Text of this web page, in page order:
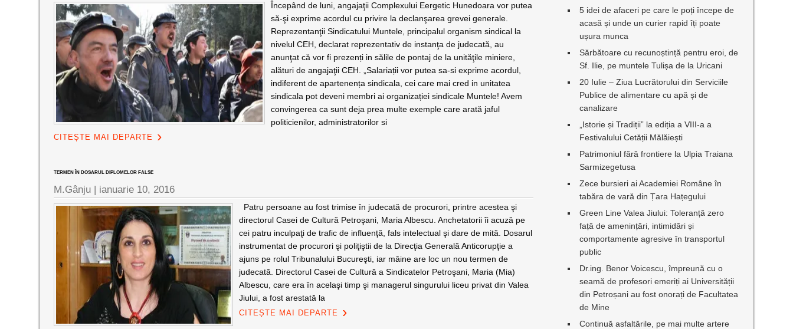
Începând de luni, angajaţii Complexului Eergetic Hunedoara vor putea
să-şi exprime acordul cu privire la declanşarea grevei generale.
Reprezentanţii Sindicatului Muntele, principalul organism sindical la
nivelul CEH, declarat reprezentativ de instanţa de judecată, au
anunţat că vor fi prezenți in sălile de pontaj de la unităţile miniere,
alături de angajaţii CEH. „Salariații vor putea sa-si exprime acordul,
indiferent de apartenența sindicala, cei care mai cred in unitatea
sindicala pot deveni membri ai organizației sindicale Muntele! Avem
convingerea ca sunt deja prea multe exemple care arată jaful
politicienilor, administratorilor si
CITEȘTE MAI DEPARTE
TERMEN ÎN DOSARUL DIPLOMELOR FALSE
M.Gânju | ianuarie 10, 2016
Patru persoane au fost trimise în judecată de procurori, printre acestea şi
directorul Casei de Cultură Petroşani, Maria Albescu. Anchetatorii îi acuză pe
cei patru inculpaţi de trafic de influenţă, fals intelectual şi dare de mită. Dosarul
instrumentat de procurori şi poliţiştii de la Direcţia Generală Anticorupţie a
ajuns pe rolul Tribunalului Bucureşti, iar mâine are loc un nou termen de
judecată. Directorul Casei de Cultură a Sindicatelor Petroşani, Maria (Mia)
Albescu, care era în acelaşi timp şi managerul singurului liceu privat din Valea
Jiului, a fost arestată la
CITEȘTE MAI DEPARTE
5 idei de afaceri pe care le poți începe de
acasă și unde un curier rapid îți poate
ușura munca
Sărbătoare cu recunoștință pentru eroi, de
Sf. Ilie, pe muntele Tulișa de la Uricani
20 Iulie – Ziua Lucrătorului din Serviciile
Publice de alimentare cu apă și de
canalizare
„Istorie și Tradiții” la ediția a VIII-a a
Festivalului Cetății Mălăiești
Patrimoniul fără frontiere la Ulpia Traiana
Sarmizegetusa
Zece bursieri ai Academiei Române în
tabăra de vară din Țara Hațegului
Green Line Valea Jiului: Toleranță zero
față de amenințări, intimidări și
comportamente agresive în transportul
public
Dr.ing. Benor Voicescu, împreună cu o
seamă de profesori emeriți ai Universității
din Petroșani au fost onorați de Facultatea
de Mine
Continuă asfaltările, pe mai multe artere